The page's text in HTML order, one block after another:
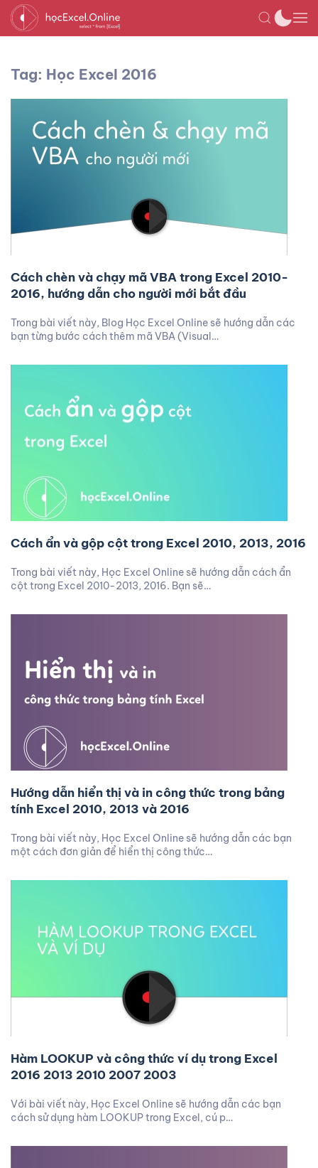
Tag: Học Excel 2016
Cách chèn và chạy mã VBA trong Excel 2010-
2016, hướng dẫn cho người mới bắt đầu
Trong bài viết này, Blog Học Excel Online sẽ hướng dẫn các
bạn từng bước cách thêm mã VBA (Visual…
Cách ẩn và gộp cột trong Excel 2010, 2013, 2016
Trong bài viết này, Học Excel Online sẽ hướng dẫn cách ẩn
cột trong Excel 2010-2013, 2016. Bạn sẽ…
Hướng dẫn hiển thị và in công thức trong bảng
tính Excel 2010, 2013 và 2016
Trong bài viết này, Học Excel Online sẽ hướng dẫn các bạn
một cách đơn giản để hiển thị công thức…
Hàm LOOKUP và công thức ví dụ trong Excel
2016 2013 2010 2007 2003
Với bài viết này, Học Excel Online sẽ hướng dẫn các bạn
cách sử dụng hàm LOOKUP trong Excel, cú p…